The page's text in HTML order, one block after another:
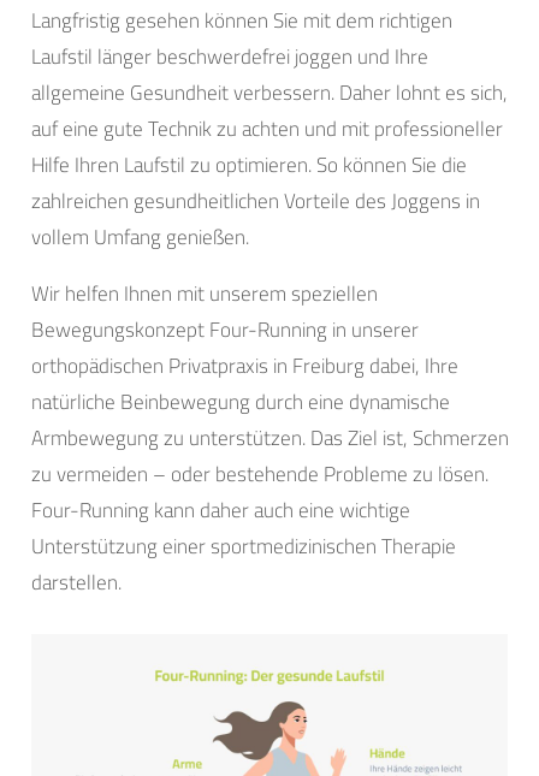
Langfristig gesehen können Sie mit dem richtigen
Laufstil länger beschwerdefrei joggen und Ihre
allgemeine Gesundheit verbessern. Daher lohnt es sich,
auf eine gute Technik zu achten und mit professioneller
Hilfe Ihren Laufstil zu optimieren. So können Sie die
zahlreichen gesundheitlichen Vorteile des Joggens in
vollem Umfang genießen.
Wir helfen Ihnen mit unserem speziellen
Bewegungskonzept Four-Running in unserer
orthopädischen Privatpraxis in Freiburg dabei, Ihre
natürliche Beinbewegung durch eine dynamische
Armbewegung zu unterstützen. Das Ziel ist, Schmerzen
zu vermeiden – oder bestehende Probleme zu lösen.
Four-Running kann daher auch eine wichtige
Unterstützung einer sportmedizinischen Therapie
darstellen.